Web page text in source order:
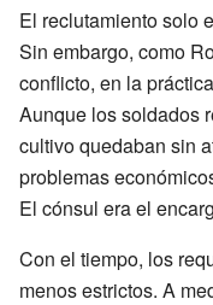
El reclutamiento solo
Sin embargo, como
conflicto, en la
Aunque los soldados
cultivo quedaban sin
problemas
El cónsul era el
Con el tiempo, los
menos estrictos. A